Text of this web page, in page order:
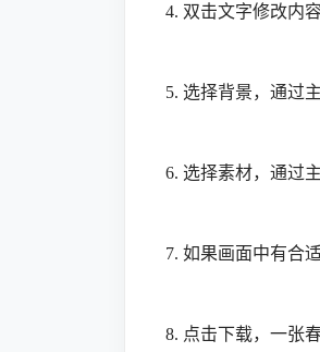
4. 双击文字修改内
5. 选择背景，通过
6. 选择素材，通过
7. 如果画面中有合
8. 点击下载，一张